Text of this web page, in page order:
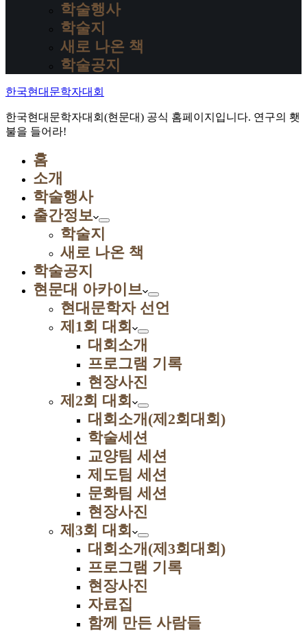
학술행사
학술지
새로 나온 책
학술공지
한국현대문학자대회
한국현대문학자대회(현문대) 공식 홈페이지입니다. 연구의 횃
불을 들어라!
홈
소개
학술행사
출간정보
학술지
새로 나온 책
학술공지
현문대 아카이브
현대문학자 선언
제1회 대회
대회소개
프로그램 기록
현장사진
제2회 대회
대회소개(제2회대회)
학술세션
교양팀 세션
제도팀 세션
문화팀 세션
현장사진
제3회 대회
대회소개(제3회대회)
프로그램 기록
현장사진
자료집
함께 만든 사람들